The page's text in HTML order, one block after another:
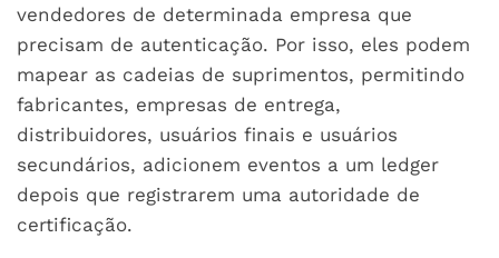
vendedores de determinada empresa que
precisam de autenticação. Por isso, eles podem
mapear as cadeias de suprimentos, permitindo
fabricantes, empresas de entrega,
distribuidores, usuários finais e usuários
secundários, adicionem eventos a um ledger
depois que registrarem uma autoridade de
certificação.